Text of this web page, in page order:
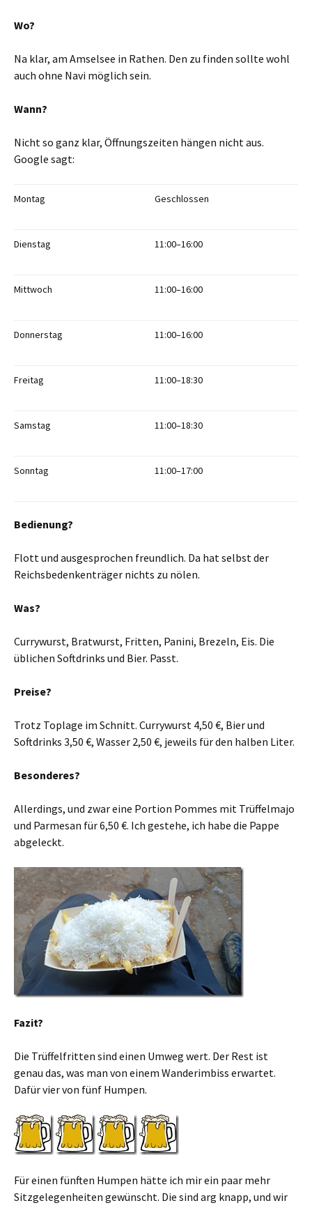
Wo?
Na klar, am Amselsee in Rathen. Den zu finden sollte wohl
auch ohne Navi möglich sein.
Wann?
Nicht so ganz klar, Öffnungszeiten hängen nicht aus.
Google sagt:
Montag Geschlossen
Dienstag 11:00–16:00
Mittwoch 11:00–16:00
Donnerstag 11:00–16:00
Freitag 11:00–18:30
Samstag 11:00–18:30
Sonntag 11:00–17:00
Bedienung?
Flott und ausgesprochen freundlich. Da hat selbst der
Reichsbedenkenträger nichts zu nölen.
Was?
Currywurst, Bratwurst, Fritten, Panini, Brezeln, Eis. Die
üblichen Softdrinks und Bier. Passt.
Preise?
Trotz Toplage im Schnitt. Currywurst 4,50 €, Bier und
Softdrinks 3,50 €, Wasser 2,50 €, jeweils für den halben Liter.
Besonderes?
Allerdings, und zwar eine Portion Pommes mit Trüffelmajo
und Parmesan für 6,50 €. Ich gestehe, ich habe die Pappe
abgeleckt.
Fazit?
Die Trüffelfritten sind einen Umweg wert. Der Rest ist
genau das, was man von einem Wanderimbiss erwartet.
Dafür vier von fünf Humpen.
Für einen fünften Humpen hätte ich mir ein paar mehr
Sitzgelegenheiten gewünscht. Die sind arg knapp, und wir